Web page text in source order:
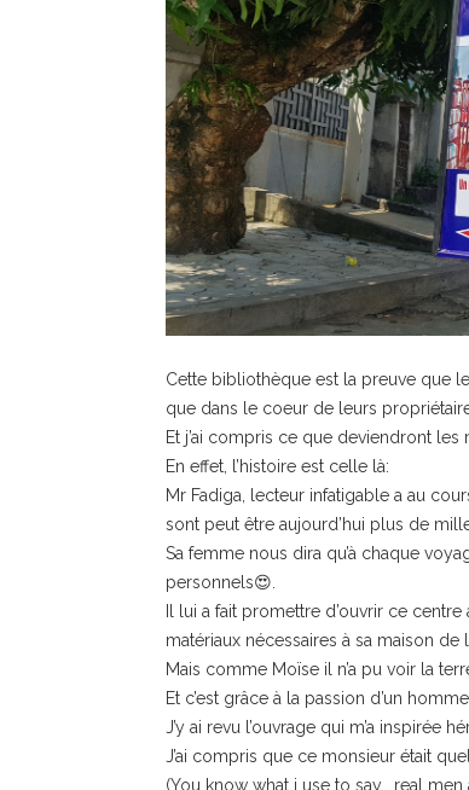
Cette bibliothèque est la preuve que
que dans le coeur de leurs
Et j’ai compris ce que deviendront les
En effet, l’histoire est celle là:
Mr Fadiga, lecteur infatigable a au
sont peut être aujourd’hui plus de
Sa femme nous dira qu’à chaque
personnels😍.
Il lui a fait promettre d’ouvrir ce
matériaux nécessaires à sa maison de
Mais comme Moïse il n’a pu voir la
Et c’est grâce à la passion d’un
J’y ai revu l’ouvrage qui m’a inspirée
J’ai compris que ce monsieur était
(You know what i use to say… real men